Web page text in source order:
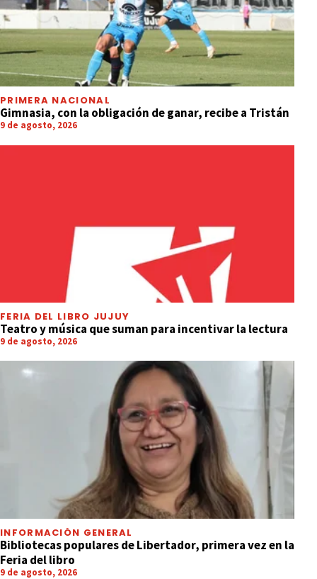
PRIMERA NACIONAL
Gimnasia, con la obligación de ganar, recibe a Tristán
9 de agosto, 2026
FERIA DEL LIBRO JUJUY
Teatro y música que suman para incentivar la lectura
9 de agosto, 2026
INFORMACIÓN GENERAL
Bibliotecas populares de Libertador, primera vez en la
Feria del libro
9 de agosto, 2026